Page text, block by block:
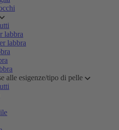
labbra
labbra
alle esigenze/tipo di pelle